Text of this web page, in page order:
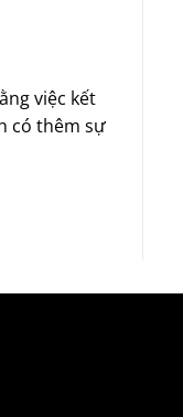
việc kết
có thêm sự